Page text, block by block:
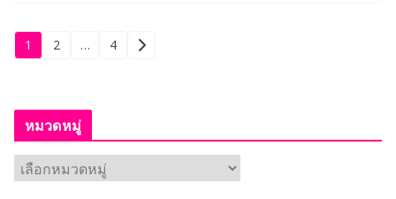
Posts
1 2 … 4
หมวดหมู่
ม